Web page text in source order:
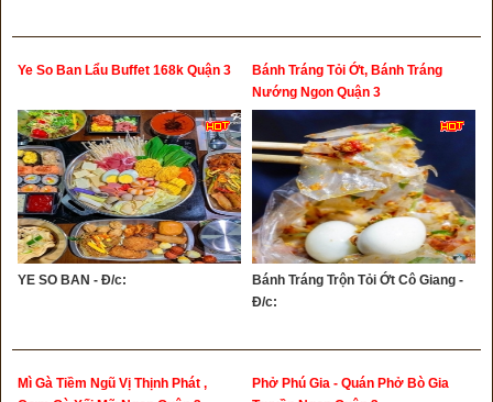
Ye So Ban Lẩu Buffet 168k Quận 3
YE SO BAN - Đ/c:
Bánh Tráng Tỏi Ớt, Bánh Tráng
Nướng Ngon Quận 3
Bánh Tráng Trộn Tỏi Ớt Cô Giang -
Đ/c:
Mì Gà Tiềm Ngũ Vị Thịnh Phát ,
Phở Phú Gia - Quán Phở Bò Gia